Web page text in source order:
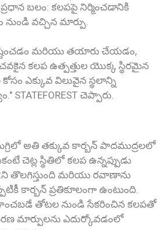
ప్రధాన బలం: కలపపై నిర్మించడానికి
వచ్చిన మార్పు.
మరియు తయారు చేయడం,
కలప ఉత్పత్తుల యొక్క స్థిరమైన
ఎక్కువ విలువైన స్థలాన్ని
STATEFOREST చెప్పారు.
అతి తక్కువ కార్బన్ పాదముద్రలలో
చెట్ల స్థితిలో కలప ఉన్నప్పుడు
తొలగిస్తుంది మరియు రవాణాను
కార్బన్ ప్రతికూలంగా ఉంటుంది.
తోటల నుండి సేకరించిన కలపతో
మార్పులను ఎదుర్కోవడంలో